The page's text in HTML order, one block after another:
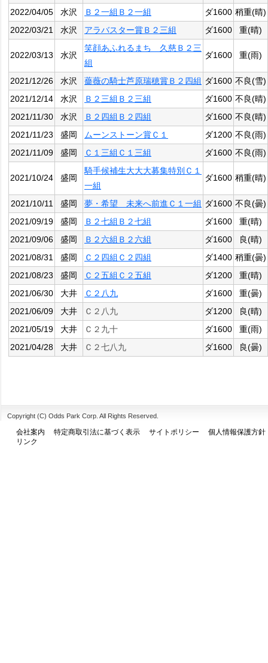
2022/04/05
水沢 Ｂ２一組Ｂ２一組 ダ1600 稍重(晴)
2022/03/21
水沢 アラバスター賞Ｂ２三組 ダ1600 重(晴)
2022/03/13 水沢
笑顔あふれるまち 久慈Ｂ２三
組
ダ1600 重(雨)
2021/12/26 水沢 薔薇の騎士芦原瑞穂賞Ｂ２四組 ダ1600 不良(雪)
2021/12/14
水沢 Ｂ２三組Ｂ２三組 ダ1600 不良(晴)
2021/11/30
水沢 Ｂ２四組Ｂ２四組 ダ1600 不良(晴)
2021/11/23
盛岡 ムーンストーン賞Ｃ１ ダ1200 不良(雨)
2021/11/09
盛岡 Ｃ１三組Ｃ１三組 ダ1600 不良(雨)
2021/10/24 盛岡
騎手候補生大大大募集特別Ｃ１
一組
ダ1600 稍重(晴)
2021/10/11 盛岡 夢・希望 未来へ前進Ｃ１一組 ダ1600 不良(曇)
2021/09/19
盛岡 Ｂ２七組Ｂ２七組 ダ1600
重(晴)
2021/09/06
盛岡 Ｂ２六組Ｂ２六組 ダ1600
良(晴)
2021/08/31
盛岡 Ｃ２四組Ｃ２四組 ダ1400 稍重(曇)
2021/08/23
盛岡 Ｃ２五組Ｃ２五組 ダ1200
重(晴)
2021/06/30
大井 Ｃ２八九 ダ1600
重(曇)
2021/06/09
大井 Ｃ２八九 ダ1200
良(晴)
2021/05/19
大井 Ｃ２九十 ダ1600
重(雨)
2021/04/28
大井 Ｃ２七八九 ダ1600 良(曇)
Copyright (C) Odds Park Corp. All Rights Reserved.
会社案内 特定商取引法に基づく表示 サイトポリシー
個人情報保護方針
リンク